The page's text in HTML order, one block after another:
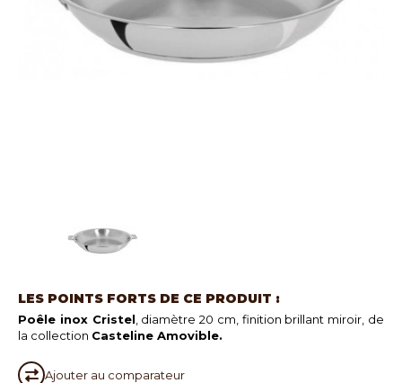
LES POINTS FORTS DE CE PRODUIT :
Poêle inox Cristel , diamètre 20 cm, finition brillant miroir, de
la collection Casteline Amovible.
Ajouter au comparateur